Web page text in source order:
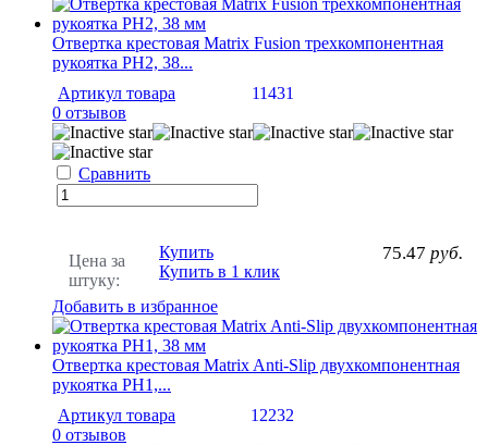
Отвертка крестовая Matrix Fusion трехкомпонентная
рукоятка PH2, 38...
Артикул товара
11431
0 отзывов
Сравнить
Цена за
штуку:
75.47 руб.
Купить
Купить в 1 клик
Добавить в избранное
Отвертка крестовая Matrix Anti-Slip двухкомпонентная
рукоятка PH1,...
Артикул товара
12232
0 отзывов